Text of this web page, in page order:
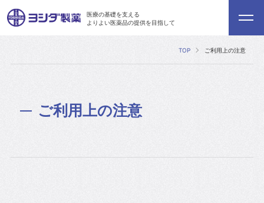
医療の基礎を支える
よりよい医薬品の提供を目指して
TOP ご利用上の注意
ご利用上の注意